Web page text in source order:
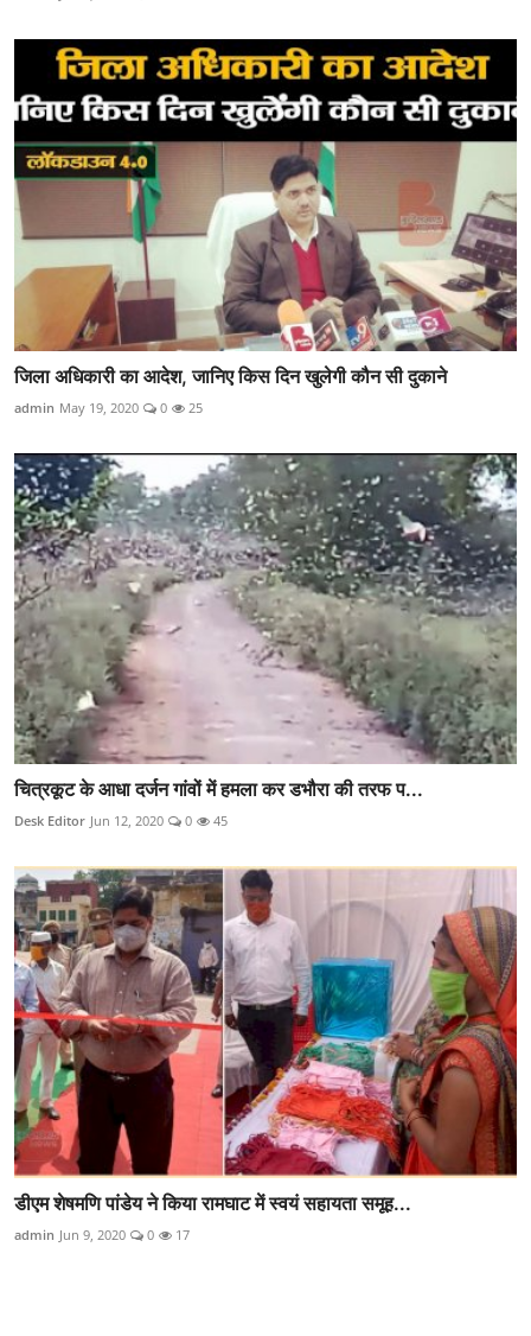
जिला अधिकारी का आदेश, जानिए किस दिन खुलेगी कौन सी दुकाने
admin May 19, 2020 0 25
चित्रकूट के आधा दर्जन गांवों में हमला कर डभौरा की तरफ प...
Desk Editor Jun 12, 2020 0 45
डीएम शेषमणि पांडेय ने किया रामघाट में स्वयं सहायता समूह...
admin Jun 9, 2020 0 17